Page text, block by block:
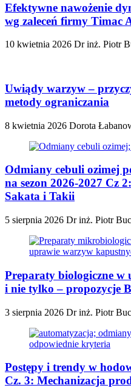
Efektywne nawożenie
wg zaleceń firmy
10 kwietnia 2026 Dr inż. Piotr
Uwiądy warzyw –
metody ograniczania
8 kwietnia 2026 Dorota
Odmiany cebuli ozimej
na sezon 2026-2027 Cz
Sakata i Takii
5 sierpnia 2026 Dr inż. Piotr
Preparaty biologiczne w
i nie tylko – propozycje
3 sierpnia 2026 Dr inż. Piotr
Postępy i trendy w
Cz. 3: Mechanizacja